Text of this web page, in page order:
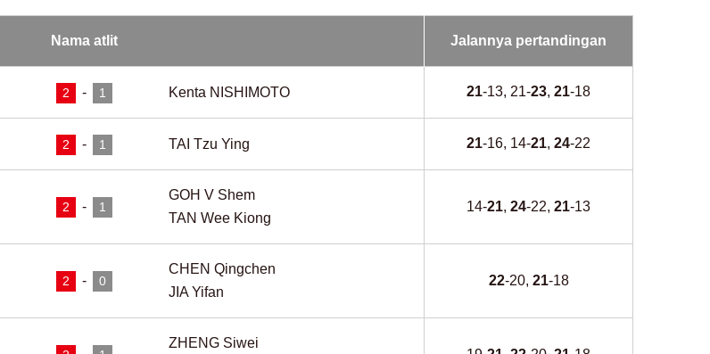
Nama atlit Jalannya pertandingan
2 - 1 Kenta NISHIMOTO 21-13, 21-23,21-18
2 - 1 TAI Tzu Ying 21-16, 14-21,24-22
2 - 1
GOH V Shem
TAN Wee Kiong
14-21,24-22,21-13
2 - 0
CHEN Qingchen
JIA Yifan
22-20, 21-18
ZHENG Siwei